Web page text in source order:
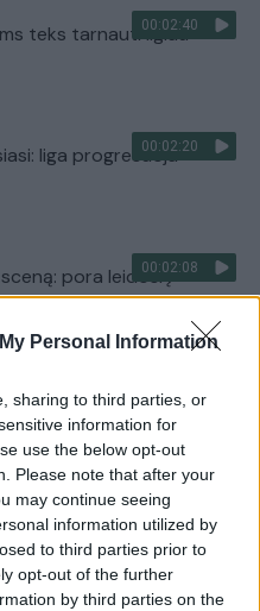
Personal Information
sharing to third parties, or
information for
use the below opt-out
Please note that after your
may continue seeing
information utilized by
to third parties prior to
opt-out of the further
by third parties on the
00:02:40
teks tarnauti ilgiau
00:02:20
liga progresuoja
00:02:08
pora leidosi į